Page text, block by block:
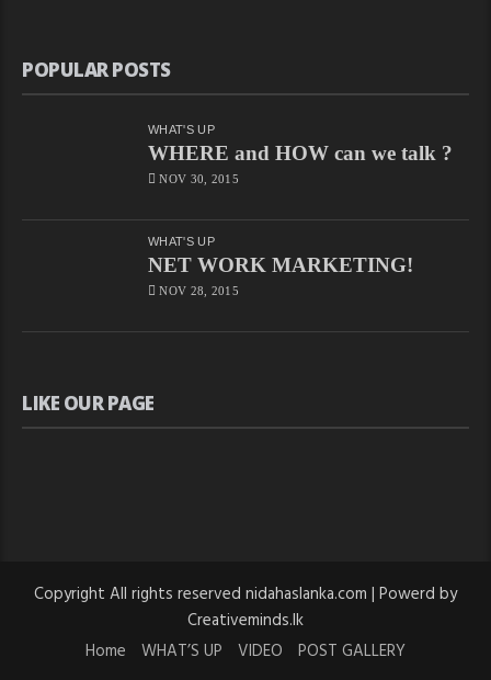
POPULAR POSTS
WHAT'S UP
WHERE and HOW can we talk ?
NOV 30, 2015
WHAT'S UP
NET WORK MARKETING!
NOV 28, 2015
LIKE OUR PAGE
Copyright All rights reserved nidahaslanka.com | Powerd by
Creativeminds.lk
Home
WHAT’S UP VIDEO POST GALLERY